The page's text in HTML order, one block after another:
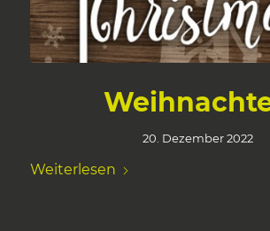
20. Dezember 2022
Weiterlesen